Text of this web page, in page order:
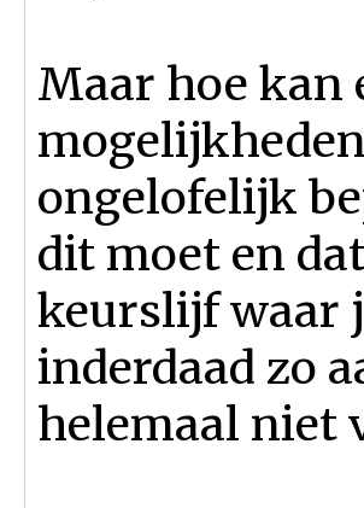
Maar hoe kan
ongelofelijk
dit moet en
keurslijf waar
inderdaad zo
helemaal niet